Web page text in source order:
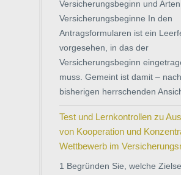
Versicherungsbeginn und
Versicherungsbeginne In den
Antragsformularen ist ein
vorgesehen, in das der
Versicherungsbeginn
muss. Gemeint ist damit –
bisherigen herrschenden
Test und Lernkontrollen zu
von Kooperation und
Wettbewerb im
1 Begründen Sie, welche